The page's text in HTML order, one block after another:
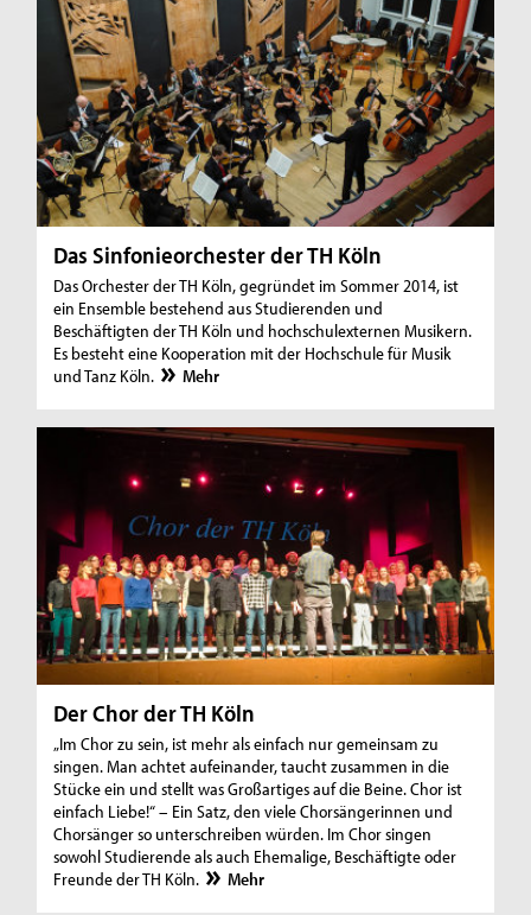
Das Sinfonieorchester der TH Köln
Das Orchester der TH Köln, gegründet im Sommer 2014, ist
ein Ensemble bestehend aus Studierenden und
Beschäftigten der TH Köln und hochschulexternen Musikern.
Es besteht eine Kooperation mit der Hochschule für Musik
und Tanz Köln.
Mehr
Der Chor der TH Köln
„Im Chor zu sein, ist mehr als einfach nur gemeinsam zu
singen. Man achtet aufeinander, taucht zusammen in die
Stücke ein und stellt was Großartiges auf die Beine. Chor ist
einfach Liebe!“ – Ein Satz, den viele Chorsängerinnen und
Chorsänger so unterschreiben würden. Im Chor singen
sowohl Studierende als auch Ehemalige, Beschäftigte oder
Freunde der TH Köln.
Mehr